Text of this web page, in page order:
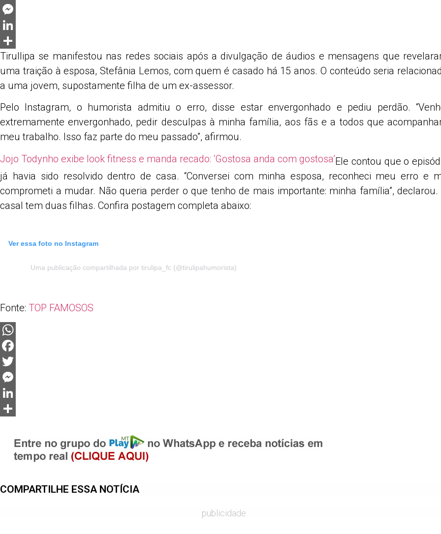
Twitter
Messenger
LinkedIn
Share
Tirullipa se manifestou nas redes sociais após a divulgação de áudios e mensagens que
uma traição à esposa, Stefânia Lemos, com quem é casado há 15 anos. O conteúdo seria
a uma jovem, supostamente filha de um ex-assessor.
Pelo Instagram, o humorista admitiu o erro, disse estar envergonhado e pediu perdão.
extremamente envergonhado, pedir desculpas à minha família, aos fãs e a todos que
meu trabalho. Isso faz parte do meu passado”, afirmou.
Jojo Todynho exibe look fitness e manda recado: ‘Gostosa anda com gostosa’Ele contou que o
já havia sido resolvido dentro de casa. “Conversei com minha esposa, reconheci meu erro e
comprometi a mudar. Não queria perder o que tenho de mais importante: minha família”, declarou.
casal tem duas filhas. Confira postagem completa abaixo:
Ver essa foto no Instagram
Uma publicação compartilhada por tirulipa_fc (@tirulipahumorista)
Fonte: TOP FAMOSOS
WhatsApp
Facebook
Twitter
Messenger
LinkedIn
COMPARTILHE ESSA NOTÍCIA
publicidade